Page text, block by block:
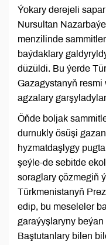
Ýokary derejeli
Nursultan
menzilinde
baýdaklary
düzüldi. Bu ýerde
Gazagystanyň
agzalary
Öňde boljak
durnukly ösüşi
hyzmatdaşlygy
şeýle-de sebitde
soraglary çözmegiň
Türkmenistanyň
edip, bu meseleler
garaýyşlaryny
Baştutanlary bilen